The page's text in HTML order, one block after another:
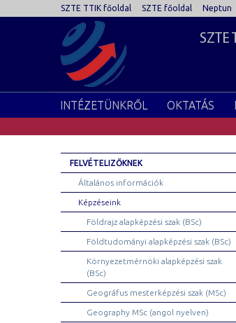
SZTE TTIK főoldal SZTE főoldal Neptun
INTÉZETÜNKRŐL OKTATÁS
FELVÉTELIZŐKNEK
Általános információk
Képzéseink
Földrajz alapképzési szak (BSc)
Földtudományi alapképzési szak (BSc)
Környezetmérnöki alapképzési szak
(BSc)
Geográfus mesterképzési szak (MSc)
Geography MSc (angol nyelven)